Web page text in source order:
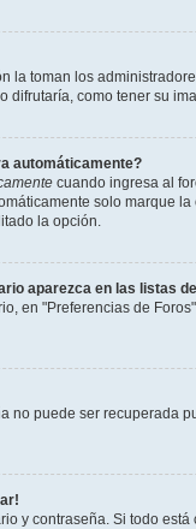
la toman los
difrutaría, como tener su
automáticamente?
cuando ingresa al
solo marque
la opción.
aparezca en las listas
en "Preferencias de
no puede ser
y contraseña. Si todo